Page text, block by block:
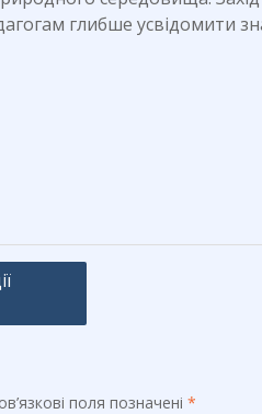
глибше усвідомити
поля позначені *